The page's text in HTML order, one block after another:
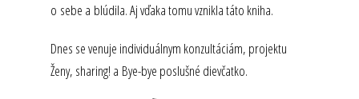
o sebe a blúdila. Aj vďaka tomu vznikla táto kniha.
Dnes se venuje individuálnym konzultáciám, projektu
Ženy, sharing! a Bye-bye poslušné dievčatko.